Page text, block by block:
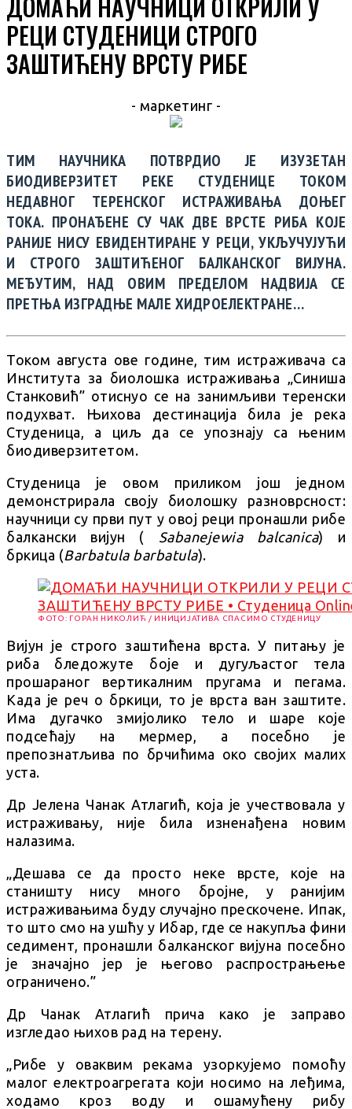
РЕЦИ СТУДЕНИЦИ СТРОГО
ЗАШТИЋЕНУ ВРСТУ РИБЕ
- маркетинг -
ТИМ НАУЧНИКА ПОТВРДИО ЈЕ ИЗУЗЕТАН
БИОДИВЕРЗИТЕТ РЕКЕ СТУДЕНИЦЕ ТОКОМ
НЕДАВНОГ ТЕРЕНСКОГ ИСТРАЖИВАЊА ДОЊЕГ
ТОКА. ПРОНАЂЕНЕ СУ ЧАК ДВЕ ВРСТЕ РИБА КОЈЕ
РАНИЈЕ НИСУ ЕВИДЕНТИРАНЕ У РЕЦИ, УКЉУЧУЈУЋИ
И СТРОГО ЗАШТИЋЕНОГ БАЛКАНСКОГ ВИЈУНА.
МЕЂУТИМ, НАД ОВИМ ПРЕДЕЛОМ НАДВИЈА СЕ
ПРЕТЊА ИЗГРАДЊЕ МАЛЕ ХИДРОЕЛЕКТРАНЕ…
Током августа ове године, тим истраживача са
Института за биолошка истраживања „Синиша
Станковић” отиснуо се на занимљиви теренски
подухват. Њихова дестинација била је река
Студеница, а циљ да се упознају са њеним
биодиверзитетом.
Студеница је овом приликом још једном
демонстрирала своју биолошку разноврсност:
научници су први пут у овој реци пронашли рибе
балкански вијун (
Sabanejewia balcanica) и
бркица (Barbatula barbatula).
ФОТО: ГОРАН НИКОЛИЋ / ИНИЦИЈАТИВА СПАСИМО СТУДЕНИЦУ
Вијун је строго заштићена врста. У питању је
риба бледожуте боје и дугуљастог тела
прошараног вертикалним пругама и пегама.
Када је реч о бркици, то је врста ван заштите.
Има дугачко змијолико тело и шаре које
подсећају на мермер, а посебно је
препознатљива по брчићима око својих малих
уста.
Др Јелена Чанак Атлагић, која је учествовала у
истраживању, није била изненађена новим
налазима.
„Дешава се да просто неке врсте, које на
станишту нису много бројне, у ранијим
истраживањима буду случајно прескочене. Ипак,
то што смо на ушћу у Ибар, где се накупља фини
седимент, пронашли балканског вијуна посебно
је значајно јер је његово распрострањење
ограничено.”
Др Чанак Атлагић прича како је заправо
изгледао њихов рад на терену.
„Рибе у оваквим рекама узоркујемо помоћу
малог електроагрегата који носимо на леђима,
ходамо кроз воду и ошамућену рибу